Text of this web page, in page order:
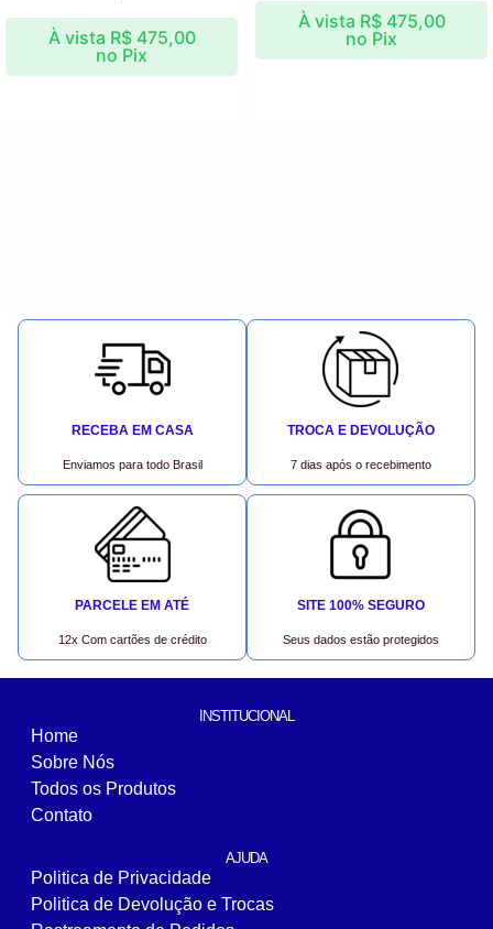
À vista R$475,00
no Pix
À vista R$475,00
no Pix
RECEBA EM CASA
Enviamos para todo Brasil
TROCA E DEVOLUÇÃO
7 dias após o recebimento
PARCELE EM ATÉ
12x Com cartões de crédito
SITE 100% SEGURO
Seus dados estão protegidos
INSTITUCIONAL
Home
Sobre Nós
Todos os Produtos
Contato
AJUDA
Politica de Privacidade
Politica de Devolução e Trocas